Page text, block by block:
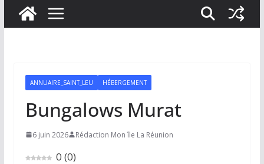
ANNUAIRE_SAINT_LEU HÉBERGEMENT
Bungalows Murat
6 juin 2026 Rédaction Mon île La Réunion
0 (0)